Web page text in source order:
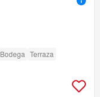
Bodega Terraza